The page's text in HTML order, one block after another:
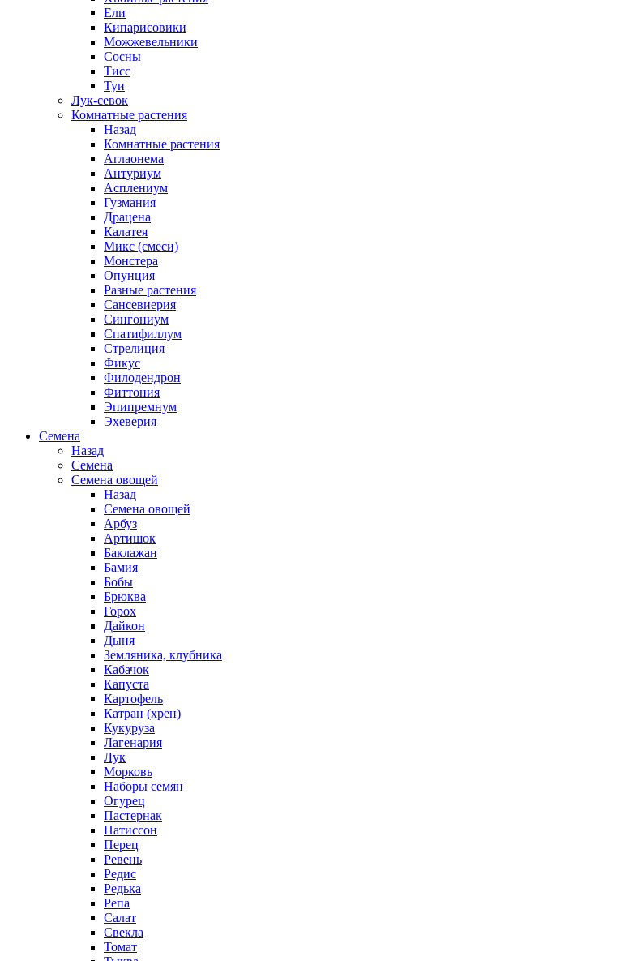
Ели
Кипарисовики
Можжевельники
Сосны
Тисс
Туи
Лук-севок
Комнатные растения
Назад
Комнатные растения
Аглаонема
Антуриум
Асплениум
Гузмания
Драцена
Калатея
Микс (смеси)
Монстера
Опунция
Разные растения
Сансевиерия
Сингониум
Спатифиллум
Стрелиция
Фикус
Филодендрон
Фиттония
Эпипремнум
Эхеверия
Семена
Назад
Семена
Семена овощей
Назад
Семена овощей
Арбуз
Артишок
Баклажан
Бамия
Бобы
Брюква
Горох
Дайкон
Дыня
Земляника, клубника
Кабачок
Капуста
Картофель
Катран (хрен)
Кукуруза
Лагенария
Лук
Морковь
Наборы семян
Огурец
Пастернак
Патиссон
Перец
Ревень
Редис
Редька
Репа
Салат
Свекла
Томат